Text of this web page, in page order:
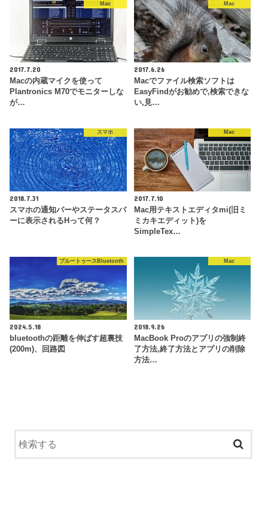
Mac
2017.7.20
Macの内蔵マイクを使って
Plantronics M70でモニターしな
が…
Mac
2017.6.26
Macでファイル検索ソフトは
EasyFindがお勧めで,検索できな
い,見…
スマホ
2018.7.31
スマホの通知バーやステータスバ
ーに表示されるHって何？
Mac
2017.7.10
Mac用テキストエディタmi(旧ミ
ミカキエディット)を
SimpleTex…
ブルートゥースBluetooth
2024.5.18
bluetoothの距離を伸ばす超裏技
(200m)、回路図
Mac
2018.9.26
MacBook Proのアプリの強制終
了方法,終了方法とアプリの削除
方法…